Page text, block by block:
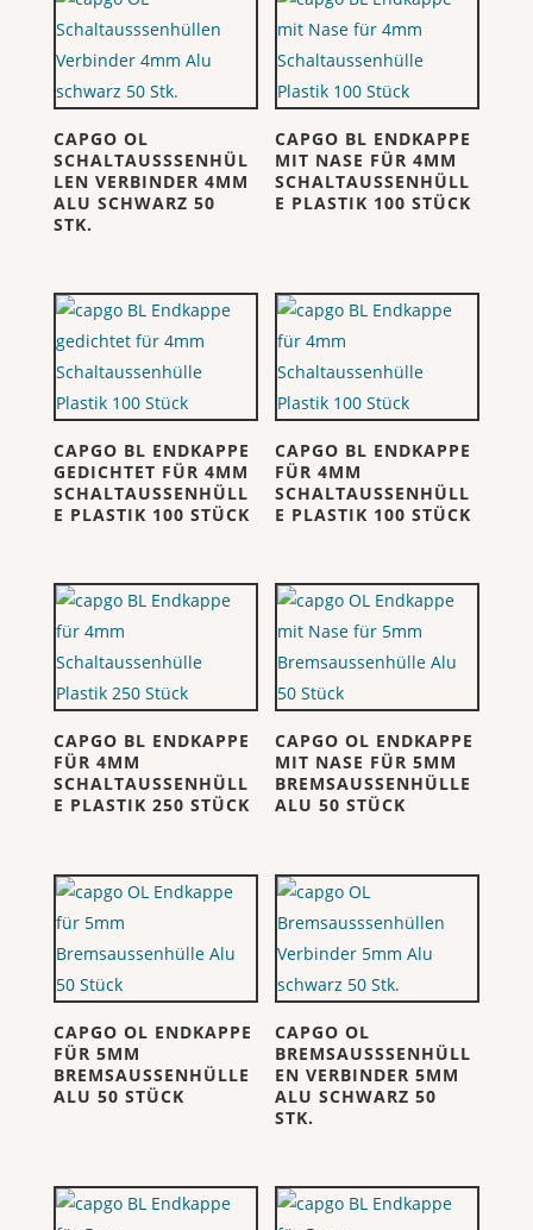
CAPGO OL
SCHALTAUSSSENHÜL
LEN VERBINDER 4MM
ALU SCHWARZ 50
STK.
CAPGO BL ENDKAPPE
MIT NASE FÜR 4MM
SCHALTAUSSENHÜLL
E PLASTIK 100 STÜCK
CAPGO BL ENDKAPPE
GEDICHTET FÜR 4MM
SCHALTAUSSENHÜLL
E PLASTIK 100 STÜCK
CAPGO BL ENDKAPPE
FÜR 4MM
SCHALTAUSSENHÜLL
E PLASTIK 100 STÜCK
CAPGO BL ENDKAPPE
FÜR 4MM
SCHALTAUSSENHÜLL
E PLASTIK 250 STÜCK
CAPGO OL ENDKAPPE
MIT NASE FÜR 5MM
BREMSAUSSENHÜLLE
ALU 50 STÜCK
CAPGO OL ENDKAPPE
FÜR 5MM
BREMSAUSSENHÜLLE
ALU 50 STÜCK
CAPGO OL
BREMSAUSSSENHÜLL
EN VERBINDER 5MM
ALU SCHWARZ 50
STK.